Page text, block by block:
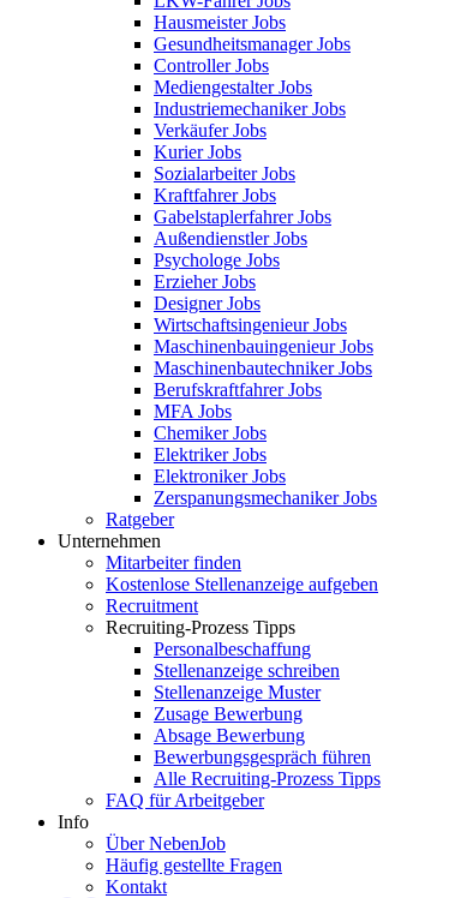
Hausmeister Jobs
Gesundheitsmanager Jobs
Controller Jobs
Mediengestalter Jobs
Industriemechaniker Jobs
Verkäufer Jobs
Kurier Jobs
Sozialarbeiter Jobs
Kraftfahrer Jobs
Gabelstaplerfahrer Jobs
Außendienstler Jobs
Psychologe Jobs
Erzieher Jobs
Designer Jobs
Wirtschaftsingenieur Jobs
Maschinenbauingenieur Jobs
Maschinenbautechniker Jobs
Berufskraftfahrer Jobs
MFA Jobs
Chemiker Jobs
Elektriker Jobs
Elektroniker Jobs
Zerspanungsmechaniker Jobs
Ratgeber
Unternehmen
Mitarbeiter finden
Kostenlose Stellenanzeige aufgeben
Recruitment
Recruiting-Prozess Tipps
Personalbeschaffung
Stellenanzeige schreiben
Stellenanzeige Muster
Zusage Bewerbung
Absage Bewerbung
Bewerbungsgespräch führen
Alle Recruiting-Prozess Tipps
FAQ für Arbeitgeber
Info
Über NebenJob
Häufig gestellte Fragen
Kontakt